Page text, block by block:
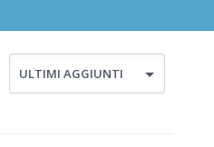
ULTIMI AGGIUNTI